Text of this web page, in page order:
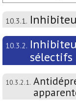
10.3.1.
10.3.2.
sélectifs
10.3.2.1.